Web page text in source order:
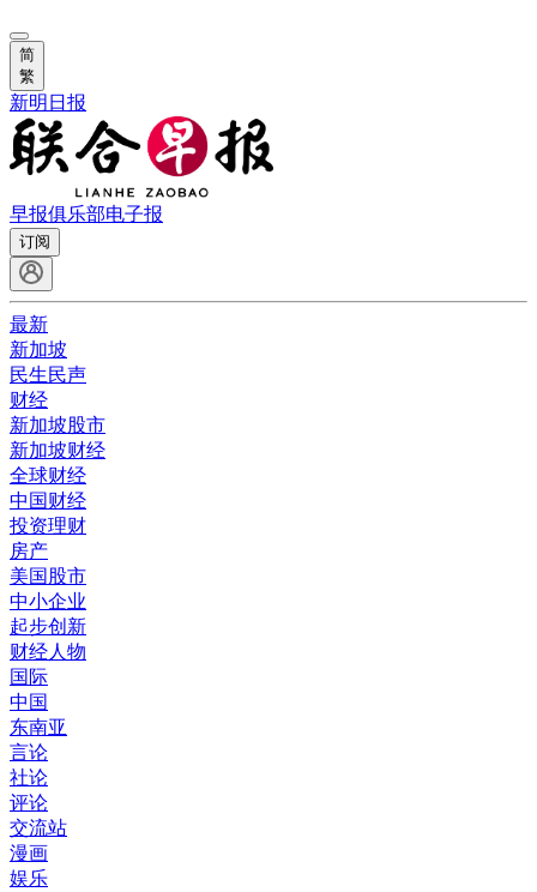
简
繁
新明日报
早报俱乐部电子报
订阅
最新
新加坡
民生民声
财经
新加坡股市
新加坡财经
全球财经
中国财经
投资理财
房产
美国股市
中小企业
起步创新
财经人物
国际
中国
东南亚
言论
社论
评论
交流站
漫画
娱乐